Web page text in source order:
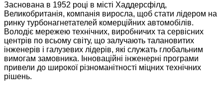
Заснована в 1952 році в місті Хаддерсфілд,
Великобританія, компанія виросла, щоб стати лідером на
ринку турбонагнетателей комерційних автомобілів.
Володіє мережею технічних, виробничих та сервісних
центрів по всьому світу, що залучають талановитих
інженерів і галузевих лідерів, які служать глобальним
вимогам замовника. Інноваційні інженерні програми
привели до широкої різноманітності міцних технічних
рішень.